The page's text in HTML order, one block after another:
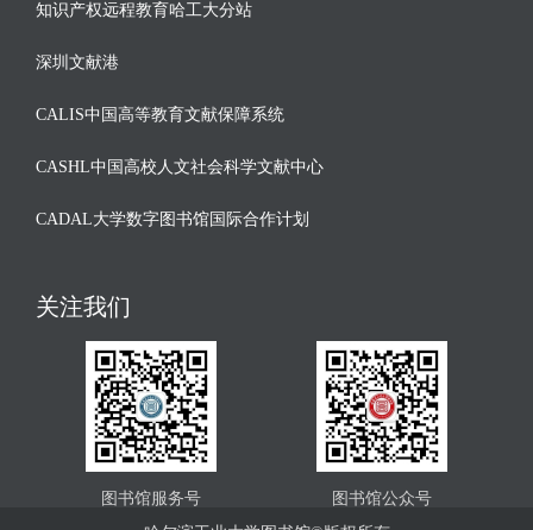
知识产权远程教育哈工大分站
深圳文献港
CALIS中国高等教育文献保障系统
CASHL中国高校人文社会科学文献中心
CADAL大学数字图书馆国际合作计划
关注我们
图书馆服务号
图书馆公众号